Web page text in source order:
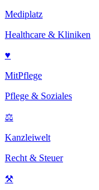
Mediplatz
Healthcare & Kliniken
♥
MitPflege
Pflege & Soziales
⚖
Kanzleiwelt
Recht & Steuer
⚒